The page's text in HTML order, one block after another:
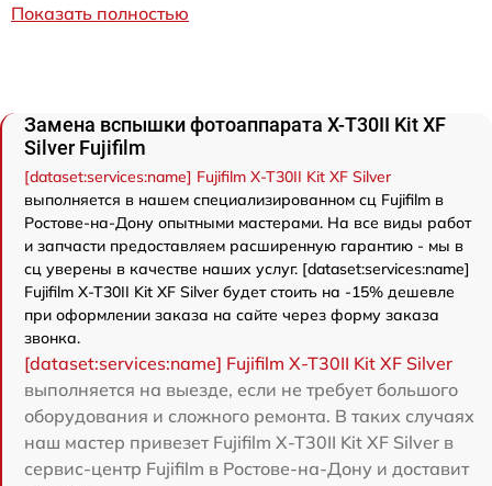
Показать полностью
Замена вспышки фотоаппарата X-T30II Kit XF
Silver Fujifilm
[dataset:services:name] Fujifilm X-T30II Kit XF Silver
выполняется в нашем специализированном сц Fujifilm в
Ростове-на-Дону опытными мастерами. На все виды работ
и запчасти предоставляем расширенную гарантию - мы в
сц уверены в качестве наших услуг. [dataset:services:name]
Fujifilm X-T30II Kit XF Silver будет стоить на -15% дешевле
при оформлении заказа на сайте через форму заказа
звонка.
[dataset:services:name] Fujifilm X-T30II Kit XF Silver
выполняется на выезде, если не требует большого
оборудования и сложного ремонта. В таких случаях
наш мастер привезет Fujifilm X-T30II Kit XF Silver в
сервис-центр Fujifilm в Ростове-на-Дону и доставит